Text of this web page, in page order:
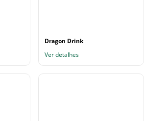
Dragon Drink
Ver detalhes